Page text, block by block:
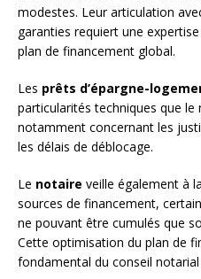
modestes. Leur articulation
garanties requiert une
plan de financement global.
Les prêts d’épargne-
particularités techniques que
notamment concernant les
les délais de déblocage.
Le notaire veille également à
sources de financement,
ne pouvant être cumulés que
Cette optimisation du plan de
fondamental du conseil